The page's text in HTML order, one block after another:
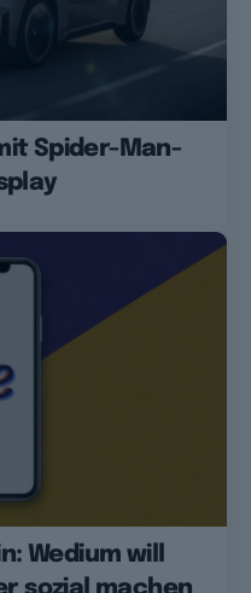
Spider-Man-
Wedium will